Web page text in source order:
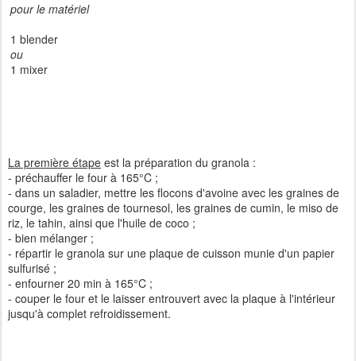
pour le matériel
1 blender
ou
1 mixer
La première étape est la préparation du granola :
- préchauffer le four à 165°C ;
- dans un saladier, mettre les flocons d'avoine avec les graines de
courge, les graines de tournesol, les graines de cumin, le miso de
riz, le tahin, ainsi que l'huile de coco ;
- bien mélanger ;
- répartir le granola sur une plaque de cuisson munie d'un papier
sulfurisé ;
- enfourner 20 min à 165°C ;
- couper le four et le laisser entrouvert avec la plaque à l'intérieur
jusqu'à complet refroidissement.